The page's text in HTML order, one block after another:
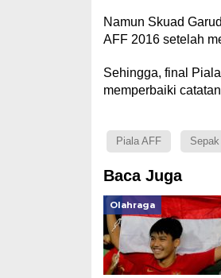
Namun Skuad
AFF 2016 setelah
Sehingga, final
memperbaiki
Piala AFF
Baca Juga
Olahraga